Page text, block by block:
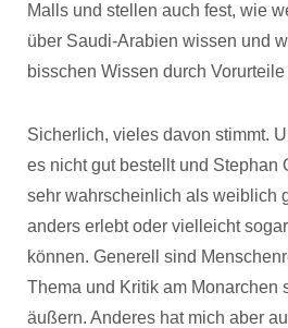
Malls und stellen auch fest, wie
über Saudi-Arabien wissen und
bisschen Wissen durch
Sicherlich, vieles davon stimmt.
es nicht gut bestellt und Stephan
sehr wahrscheinlich als weiblich
anders erlebt oder vielleicht
können. Generell sind
Thema und Kritik am Monarchen
äußern. Anderes hat mich aber